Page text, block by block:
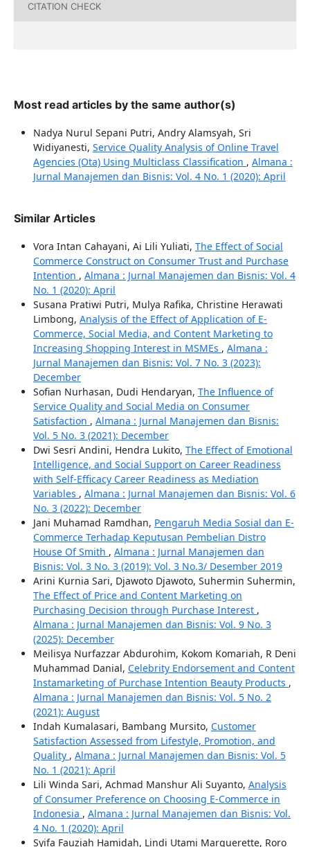
CITATION CHECK
Most read articles by the same author(s)
Nadya Nurul Sepani Putri, Andry Alamsyah, Sri
Widiyanesti, Service Quality Analysis of Online Travel
Agencies (Ota) Using Multiclass Classification , Almana :
Jurnal Manajemen dan Bisnis: Vol. 4 No. 1 (2020): April
Similar Articles
Vora Intan Cahayani, Ai Lili Yuliati, The Effect of Social
Commerce Construct on Consumer Trust and Purchase
Intention , Almana : Jurnal Manajemen dan Bisnis: Vol. 4
No. 1 (2020): April
Susana Pratiwi Putri, Mulya Rafika, Christine Herawati
Limbong, Analysis of the Effect of Application of E-
Commerce, Social Media, and Content Marketing to
Increasing Shopping Interest in MSMEs , Almana :
Jurnal Manajemen dan Bisnis: Vol. 7 No. 3 (2023):
December
Sofian Nurhasan, Dudi Hendaryan, The Influence of
Service Quality and Social Media on Consumer
Satisfaction , Almana : Jurnal Manajemen dan Bisnis:
Vol. 5 No. 3 (2021): December
Dwi Sesri Andini, Hendra Lukito, The Effect of Emotional
Intelligence, and Social Support on Career Readiness
with Self-Efficacy Career Readiness as Mediation
Variables , Almana : Jurnal Manajemen dan Bisnis: Vol. 6
No. 3 (2022): December
Jani Muhamad Ramdhan, Pengaruh Media Sosial dan E-
Commerce Terhadap Keputusan Pembelian Distro
House Of Smith , Almana : Jurnal Manajemen dan
Bisnis: Vol. 3 No. 3 (2019): Vol. 3 No.3/ Desember 2019
Arini Kurnia Sari, Djawoto Djawoto, Suhermin Suhermin,
The Effect of Price and Content Marketing on
Purchasing Decision through Purchase Interest ,
Almana : Jurnal Manajemen dan Bisnis: Vol. 9 No. 3
(2025): December
Meilisya Nurfazzar Abdurohim, Kokom Komariah, R Deni
Muhammad Danial, Celebrity Endorsement and Content
Instamarketing of Purchase Intention Beauty Products ,
Almana : Jurnal Manajemen dan Bisnis: Vol. 5 No. 2
(2021): August
Indah Kumalasari, Bambang Mursito, Customer
Satisfaction Assessed from Lifestyle, Promotion, and
Quality , Almana : Jurnal Manajemen dan Bisnis: Vol. 5
No. 1 (2021): April
Lili Winda Sari, Achmad Manshur Ali Suyanto, Analysis
of Consumer Preference on Choosing E-Commerce in
Indonesia , Almana : Jurnal Manajemen dan Bisnis: Vol.
4 No. 1 (2020): April
Syifa Fauziah Hamidah, Lindi Utami Marquerette, Roro